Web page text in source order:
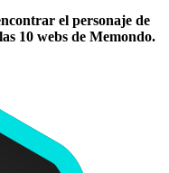
el personaje de
10 webs de Memondo.